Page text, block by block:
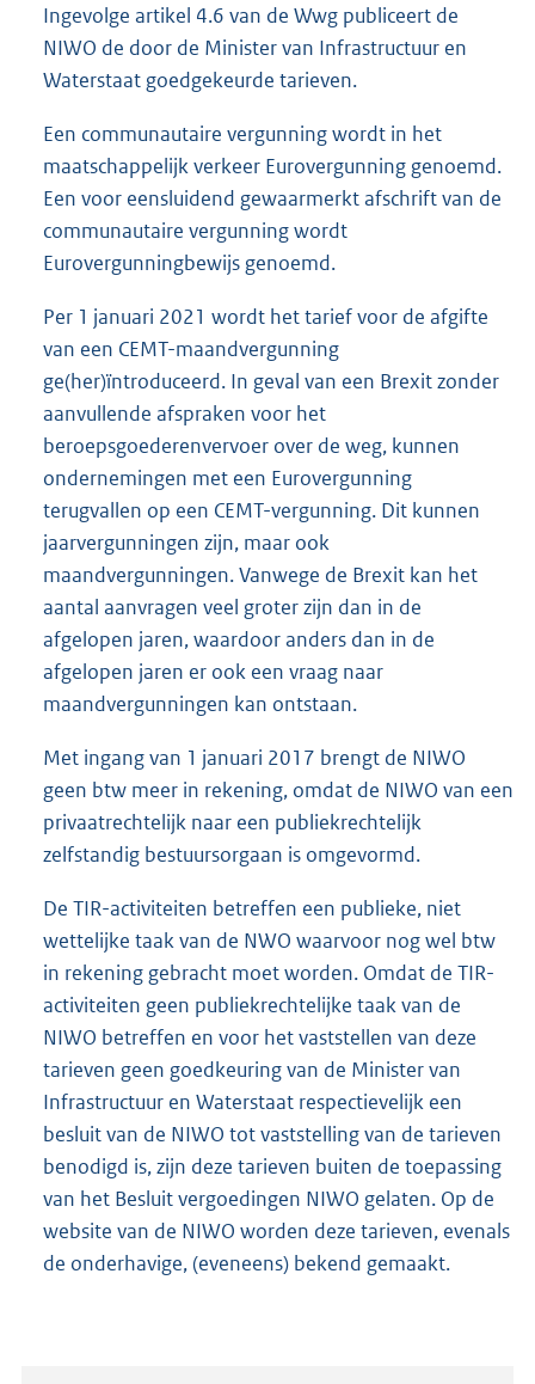
Ingevolge artikel 4.6 van de Wwg publiceert de
NIWO de door de Minister van Infrastructuur en
Waterstaat goedgekeurde tarieven.
Een communautaire vergunning wordt in het
maatschappelijk verkeer Eurovergunning genoemd.
Een voor eensluidend gewaarmerkt afschrift van de
communautaire vergunning wordt
Eurovergunningbewijs genoemd.
Per 1 januari 2021 wordt het tarief voor de afgifte
van een CEMT-maandvergunning
ge(her)ïntroduceerd. In geval van een Brexit zonder
aanvullende afspraken voor het
beroepsgoederenvervoer over de weg, kunnen
ondernemingen met een Eurovergunning
terugvallen op een CEMT-vergunning. Dit kunnen
jaarvergunningen zijn, maar ook
maandvergunningen. Vanwege de Brexit kan het
aantal aanvragen veel groter zijn dan in de
afgelopen jaren, waardoor anders dan in de
afgelopen jaren er ook een vraag naar
maandvergunningen kan ontstaan.
Met ingang van 1 januari 2017 brengt de NIWO
geen btw meer in rekening, omdat de NIWO van een
privaatrechtelijk naar een publiekrechtelijk
zelfstandig bestuursorgaan is omgevormd.
De TIR-activiteiten betreffen een publieke, niet
wettelijke taak van de NWO waarvoor nog wel btw
in rekening gebracht moet worden. Omdat de TIR-
activiteiten geen publiekrechtelijke taak van de
NIWO betreffen en voor het vaststellen van deze
tarieven geen goedkeuring van de Minister van
Infrastructuur en Waterstaat respectievelijk een
besluit van de NIWO tot vaststelling van de tarieven
benodigd is, zijn deze tarieven buiten de toepassing
van het Besluit vergoedingen NIWO gelaten. Op de
website van de NIWO worden deze tarieven, evenals
de onderhavige, (eveneens) bekend gemaakt.